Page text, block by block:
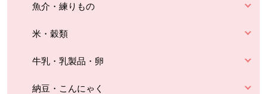
魚介・練りもの
米・穀類
牛乳・乳製品・卵
納豆・こんにゃく